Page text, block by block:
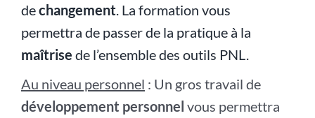
dechangement. La formation vous
permettra de passer de la pratique à la
maîtrise de l’ensemble des outils PNL.
Au niveau personnel : Un gros travail de
développement personnel vous permettra